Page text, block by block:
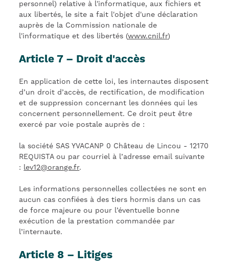
personnel) relative à l'informatique, aux fichiers et
aux libertés, le site a fait l'objet d'une déclaration
auprès de la Commission nationale de
l'informatique et des libertés (www.cnil.fr)
Article 7 – Droit d'accès
En application de cette loi, les internautes disposent
d’un droit d’accès, de rectification, de modification
et de suppression concernant les données qui les
concernent personnellement. Ce droit peut être
exercé par voie postale auprès de :
la société SAS YVACANP 0 Château de Lincou - 12170
REQUISTA ou par courriel à l’adresse email suivante
: lev12@orange.fr.
Les informations personnelles collectées ne sont en
aucun cas confiées à des tiers hormis dans un cas
de force majeure ou pour l’éventuelle bonne
exécution de la prestation commandée par
l’internaute.
Article 8 – Litiges